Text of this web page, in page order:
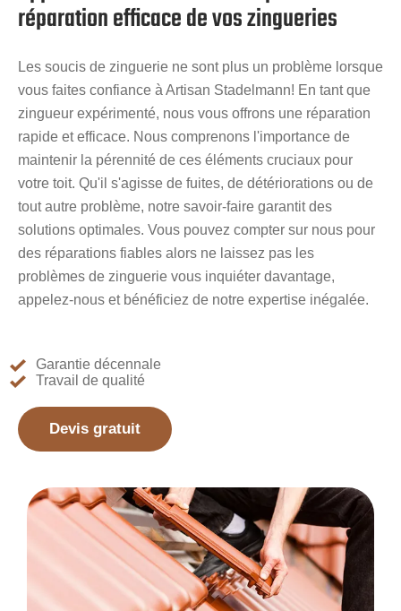
réparation efficace de vos zingueries
Les soucis de zinguerie ne sont plus un problème lorsque
vous faites confiance à Artisan Stadelmann! En tant que
zingueur expérimenté, nous vous offrons une réparation
rapide et efficace. Nous comprenons l'importance de
maintenir la pérennité de ces éléments cruciaux pour
votre toit. Qu'il s'agisse de fuites, de détériorations ou de
tout autre problème, notre savoir-faire garantit des
solutions optimales. Vous pouvez compter sur nous pour
des réparations fiables alors ne laissez pas les
problèmes de zinguerie vous inquiéter davantage,
appelez-nous et bénéficiez de notre expertise inégalée.
Garantie décennale
Travail de qualité
Devis gratuit